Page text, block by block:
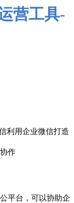
利用企业微信打造
作
平台，可以协助企